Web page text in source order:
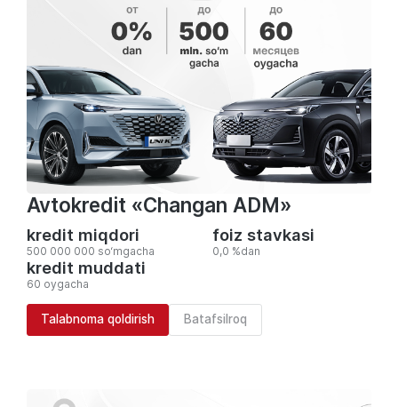
Avtokredit «Changan ADM»
kredit miqdori
500 000 000 so‘mgacha
foiz stavkasi
0,0 %dan
kredit muddati
60 oygacha
Talabnoma qoldirish Batafsilroq